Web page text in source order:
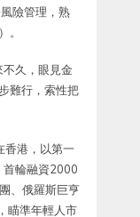
險管理，熟
。
久，眼見金
難行，索性把
港，以第一
首輪融資2000
、俄羅斯巨亨
瞄準年輕人市